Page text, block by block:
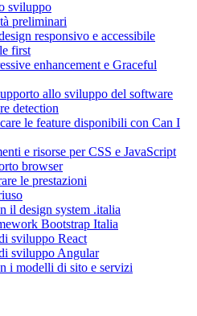
sviluppo
preliminari
responsivo e accessibile
first
enhancement e Graceful
allo sviluppo del software
detection
le feature disponibili con Can I
e risorse per CSS e JavaScript
browser
le prestazioni
il design system .italia
Bootstrap Italia
sviluppo React
sviluppo Angular
i modelli di sito e servizi